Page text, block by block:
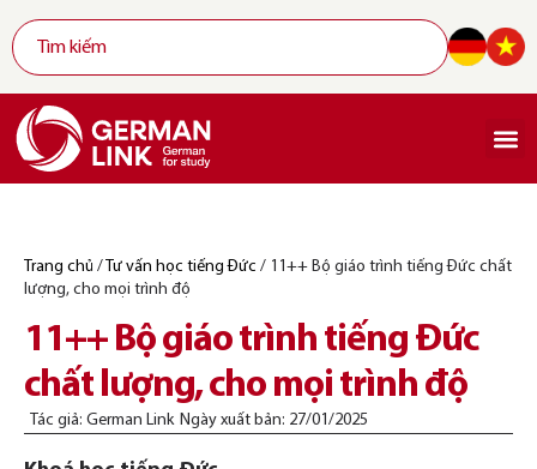
Trang chủ / Tư vấn học tiếng Đức / 11++ Bộ giáo trình tiếng Đức chất
lượng, cho mọi trình độ
11++ Bộ giáo trình tiếng Đức
chất lượng, cho mọi trình độ
Tác giả: German Link Ngày xuất bản: 27/01/2025